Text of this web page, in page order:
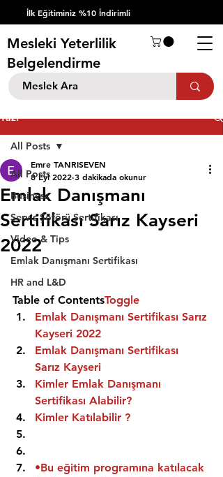
İlk Eğitiminiz %10 İndirimli
Mesleki Yeterlilik
Belgelendirme
Yazı
All Posts
Business
Servis Şöförü Sertifikası
Video & Tips
Emlak Danışmanı Sertifikası
HR and L&D
All Posts
Emlak Danışmanı
Sertifikası Sarız Kayseri
2022
Emre TANRISEVEN
8 Eyl 2022 3 dakikada okunur
Table of ContentsToggle
Emlak Danışmanı Sertifikası Sarız
Kayseri 2022
Emlak Danışmanı Sertifikası
Sarız Kayseri
Kimler Emlak Danışmanı
Sertifikası Alabilir?
Kimler Katılabilir ?
•Bu eğitim programına katılacak